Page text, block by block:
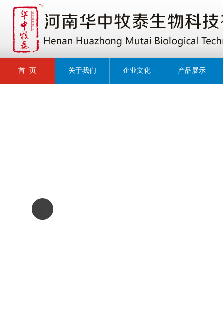
首 页 关于我们 企业文化 产品展示